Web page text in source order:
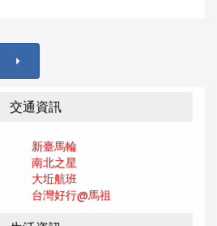
交通資訊
新臺馬輪
南北之星
大坵航班
台灣好行@馬祖